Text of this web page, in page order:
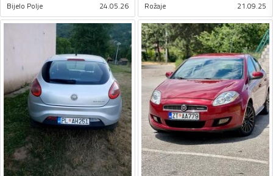
Bijelo Polje 24.05.26 Rožaje 21.09.25